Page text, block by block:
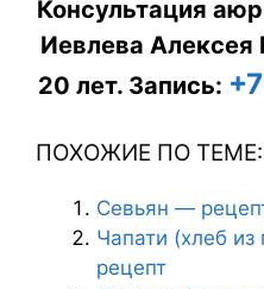
Консультация
Иевлева Алексея
20 лет. Запись:
ПОХОЖИЕ ПО ТЕМЕ:
Севьян —
Чапати (хлеб
рецепт